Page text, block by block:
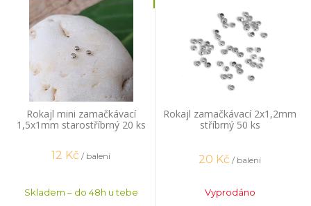
Rokajl mini zamačkávací
1,5x1mm starostříbrný 20 ks
12 Kč / balení
Skladem – do 48h u tebe
Rokajl zamačkávací 2x1,2mm
stříbrný 50 ks
20 Kč / balení
Vyprodáno